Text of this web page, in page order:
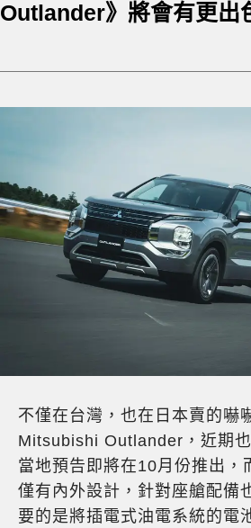
Outlander》將會有更出
不僅在台灣，也在日本賣的嚇
Mitsubishi Outlander，近期也
當地預告即將在10月份推出，
僅有內外設計，針對座艙配備
要的是將插電式油電系統的電